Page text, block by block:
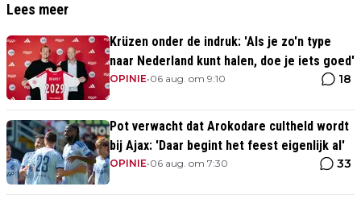
Lees meer
Krüzen onder de indruk: 'Als je zo'n type
naar Nederland kunt halen, doe je iets goed'
OPINIE•06 aug. om 9:10 18
Pot verwacht dat Arokodare cultheld wordt
bij Ajax: 'Daar begint het feest eigenlijk al'
OPINIE•06 aug. om 7:30 33